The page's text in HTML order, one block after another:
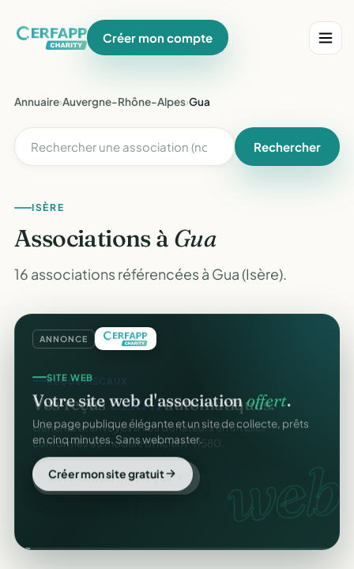
Créer mon compte
Annuaire›Auvergne-Rhône-Alpes›Gua
Rechercher
ISÈRE
Associations à Gua
16 associations référencées à Gua (Isère).
ANNONCE
CERFA.
REÇUS FISCAUX
Vos reçusCERFAautomatiques.
Générés et envoyés à vos donateurs en un clic,
conformes au modèle officiel n°11580.
Automatiser mes reçus web.
SITE WEB
Votre site web d'associationoffert.
Une page publique élégante et un site de collecte, prêts
en cinq minutes. Sans webmaster.
Créer mon site gratuit